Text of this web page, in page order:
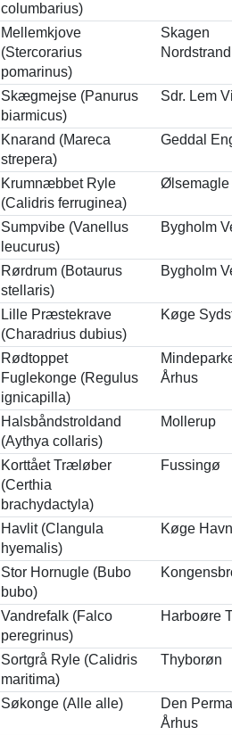
columbarius)
Mellemkjove
(Stercorarius
pomarinus)
Skagen
Nordstrand
Skægmejse (Panurus
biarmicus)
Sdr. Lem
Knarand (Mareca
strepera)
Geddal
Krumnæbbet Ryle
(Calidris ferruginea)
Ølsemagle
Sumpvibe (Vanellus
leucurus)
Bygholm
Rørdrum (Botaurus
stellaris)
Bygholm
Lille Præstekrave
(Charadrius dubius)
Køge
Rødtoppet
Fuglekonge (Regulus
ignicapilla)
Århus
Halsbåndstroldand
(Aythya collaris)
Mollerup
Korttået Træløber
(Certhia
brachydactyla)
Fussingø
Havlit (Clangula
hyemalis)
Køge Havn
Stor Hornugle (Bubo
bubo)
Vandrefalk (Falco
peregrinus)
Harboøre
Sortgrå Ryle (Calidris
maritima)
Thyborøn
Søkonge (Alle alle)
Den
Århus